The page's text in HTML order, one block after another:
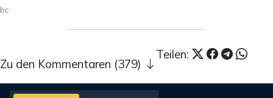
bc
Teilen:
Zu den Kommentaren (379)